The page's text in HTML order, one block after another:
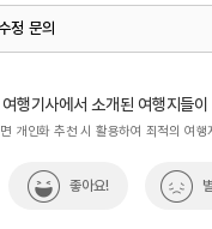
정 문의
행기사에서 소개된 여행지들
개인화 추천 시 활용하여 최적의 여
좋아요!